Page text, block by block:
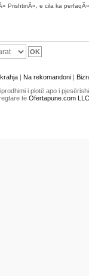
PrishtinÃ«, e cila ka
| Na rekomandoni |
i plotë apo i
të Ofertapune.com LLC